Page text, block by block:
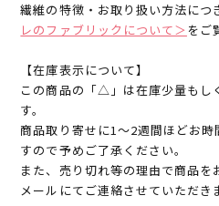
繊維の特徴・お取り扱い方法につ
レのファブリックについて＞ をご
【在庫表示について】
この商品の「△」は在庫少量もし
す。
商品取り寄せに1～2週間ほどお
すので予めご了承ください。
また、売り切れ等の理由で商品を
メールにてご連絡させていただき